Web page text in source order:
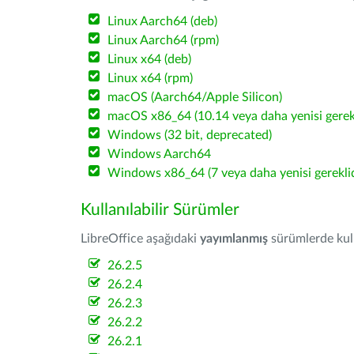
Linux Aarch64 (deb)
Linux Aarch64 (rpm)
Linux x64 (deb)
Linux x64 (rpm)
macOS (Aarch64/Apple Silicon)
macOS x86_64 (10.14 veya daha yenisi
Windows (32 bit, deprecated)
Windows Aarch64
Windows x86_64 (7 veya daha yenisi
Kullanılabilir Sürümler
LibreOffice aşağıdaki yayımlanmış sürümlerde
26.2.5
26.2.4
26.2.3
26.2.2
26.2.1